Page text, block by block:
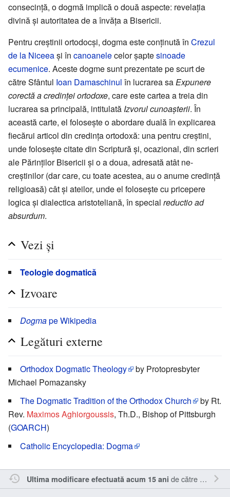
consecinţă, o dogmă implică o două aspecte: revelaţia
divină şi autoritatea de a învăţa a Bisericii.
Pentru creştinii ortodocşi, dogma este conţinută în Crezul
de la Niceeaşi în canoanelecelor şaptesinoade
ecumenice. Aceste dogme sunt prezentate pe scurt de
către Sfântul Ioan Damaschinul în lucrarea sa Expunere
corectă a credinţei ortodoxe, care este cartea a treia din
lucrarea sa principală, intitulată Izvorul cunoaşterii. În
această carte, el foloseşte o abordare duală în explicarea
fiecărui articol din credinţa ortodoxă: una pentru creştini,
unde foloseşte citate din Scriptură şi, ocazional, din scrieri
ale Părinţilor Bisericii şi o a doua, adresată atât ne-
creştinilor (dar care, cu toate acestea, au o anume credinţă
religioasă) cât şi ateilor, unde el foloseşte cu pricepere
logica şi dialectica aristoteliană, în special reductio ad
absurdum.
Vezi şi
Teologie dogmatică
Izvoare
Dogmape Wikipedia
Legături externe
Orthodox Dogmatic Theology
by Protopresbyter
Michael Pomazansky
The Dogmatic Tradition of the Orthodox Church
by Rt.
Rev. Maximos Aghiorgoussis, Th.D., Bishop of Pittsburgh
(GOARCH)
Catholic Encyclopedia: Dogma
Ultima modificare efectuată acum 15 ani de către